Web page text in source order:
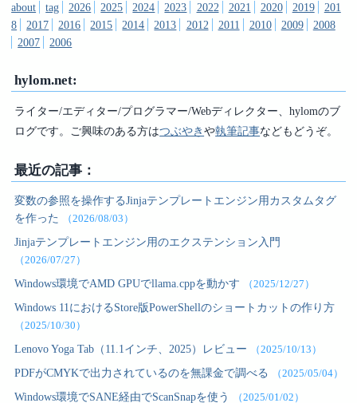
about tag 2026 2025 2024 2023 2022 2021 2020 2019
201
8
2017 2016 2015 2014 2013 2012 2011 2010 2009
2008
2007
2006
hylom.net:
ライター/エディター/プログラマー/Webディレクター、hylomのブ
ログです。ご興味のある方はつぶやきや執筆記事などもどうぞ。
最近の記事：
変数の参照を操作するJinjaテンプレートエンジン用カスタムタグ
を作った
（2026/08/03）
Jinjaテンプレートエンジン用のエクステンション入門
（2026/07/27）
Windows環境でAMD GPUでllama.cppを動かす （2025/12/27）
Windows 11におけるStore版PowerShellのショートカットの作り方
（2025/10/30）
Lenovo Yoga Tab（11.1インチ、2025）レビュー （2025/10/13）
PDFがCMYKで出力されているのを無課金で調べる （2025/05/04）
Windows環境でSANE経由でScanSnapを使う （2025/01/02）